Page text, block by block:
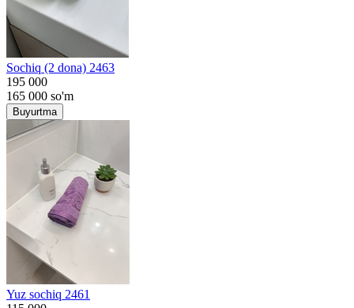
Sochiq (2 dona) 2463
195 000
165 000 so'm
Buyurtma
Yuz sochiq 2461